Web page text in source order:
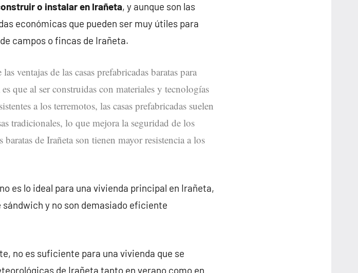
o instalar en Irañeta, y aunque son las
económicas que pueden ser muy útiles para
campos o fincas de Irañeta.
las ventajas de las casas prefabricadas baratas para
es que al ser construidas con materiales y tecnologías
a los terremotos, las casas prefabricadas suelen
tradicionales, lo que mejora la seguridad de los
de Irañeta son tienen mayor resistencia a los
es lo ideal para una vivienda principal en Irañeta,
y no son demasiado eficiente
no es suficiente para una vivienda que se
de Irañeta tanto en verano como en